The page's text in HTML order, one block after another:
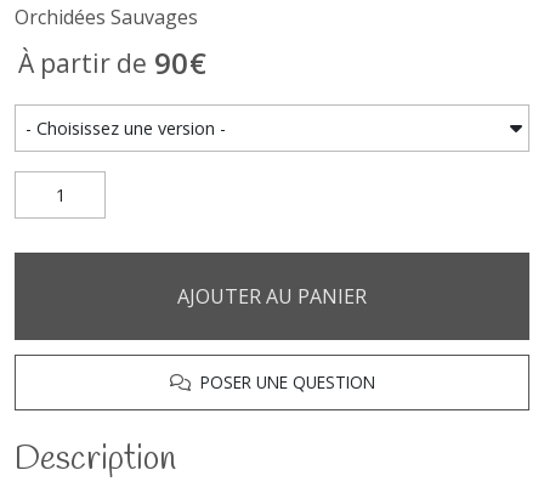
Orchidées Sauvages
À partir de 90€
AJOUTER AU PANIER
POSER UNE QUESTION
Description